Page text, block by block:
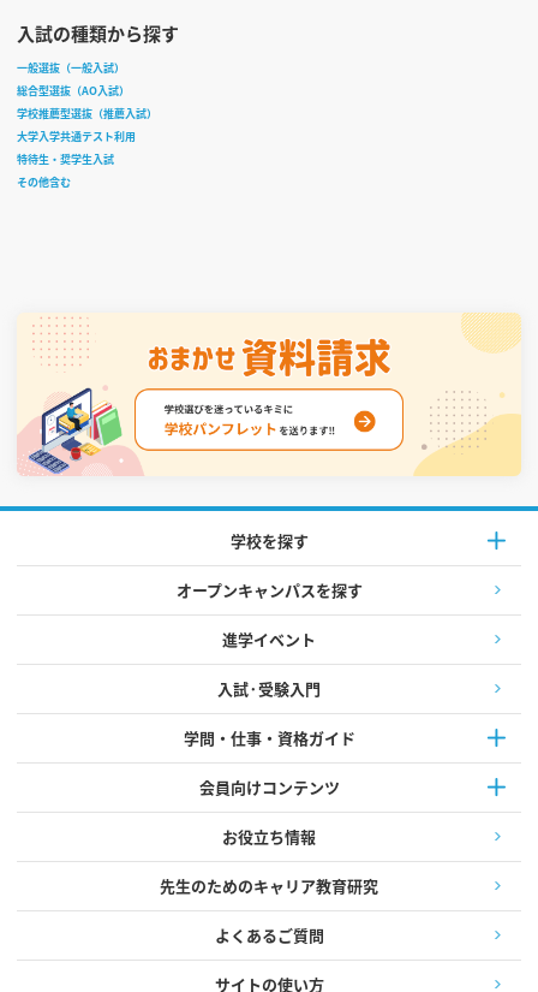
入試の種類から探す
一般選抜（一般入試）
総合型選抜（AO入試）
学校推薦型選抜（推薦入試）
大学入学共通テスト利用
特待生・奨学生入試
その他含む
学校を探す
オープンキャンパスを探す
進学イベント
入試·受験入門
学問・仕事・資格ガイド
会員向けコンテンツ
お役立ち情報
先生のためのキャリア教育研究
よくあるご質問
サイトの使い方